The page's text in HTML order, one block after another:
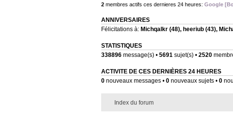
2 membres actifs ces dernieres 24 heures: Google
ANNIVERSAIRES
Félicitations à: Michqalkr (48), heeriub (43),
STATISTIQUES
338896 message(s) • 5691 sujet(s) • 2520
ACTIVITE DE CES DERNIÈRES 24 HEURES
0 nouveaux messages • 0 nouveaux sujets • 0
Index du forum